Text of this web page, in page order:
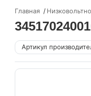
Главная
Артикул